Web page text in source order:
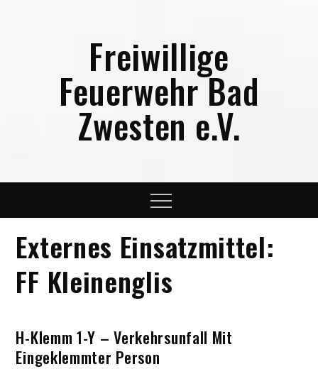
Freiwillige
Feuerwehr Bad
Zwesten e.V.
Menu
Externes Einsatzmittel:
FF Kleinenglis
H-Klemm 1-Y – Verkehrsunfall Mit
Eingeklemmter Person